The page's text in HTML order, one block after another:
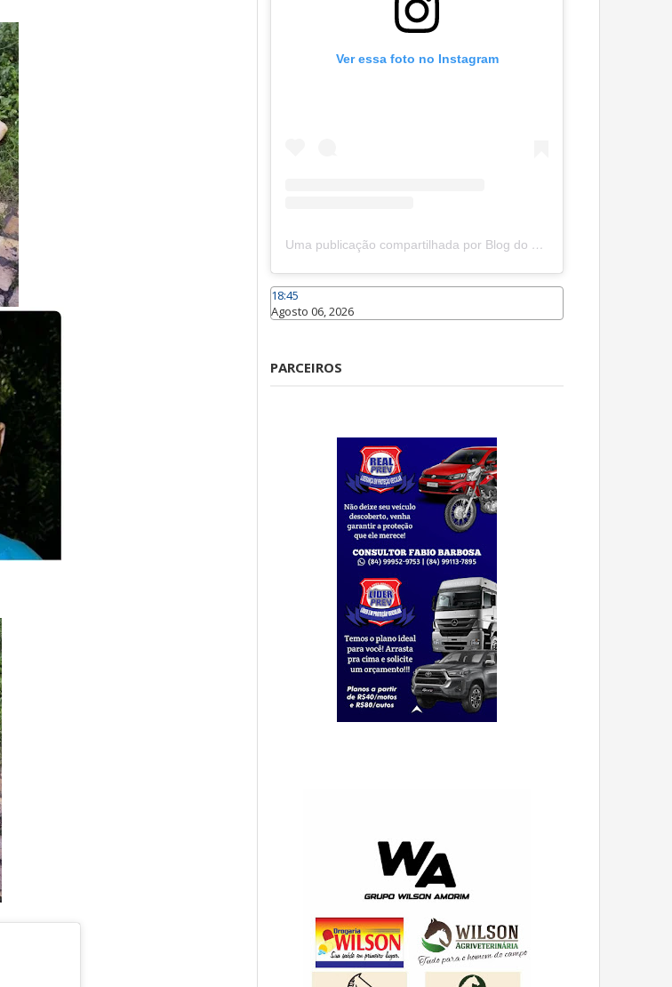
Ver essa foto no Instagram
Uma publicação compartilhada por Blog do João Marcolino (@joaomarcolinoneto)
18:45
Agosto 06, 2026
PARCEIROS